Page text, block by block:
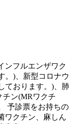
ンフルエンザワク
。)、新型コロナウ
ております。)、肺
ン(MRワクチ
予診票をお持ちの
ワクチン、麻しん